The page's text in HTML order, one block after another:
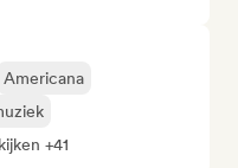
Americana
+41